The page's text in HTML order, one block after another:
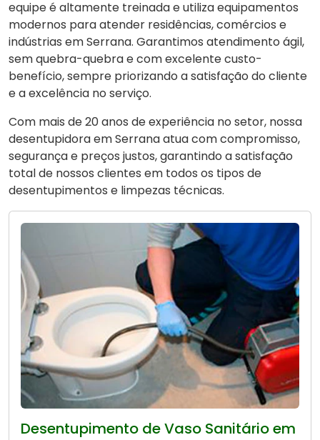
equipe é altamente treinada e utiliza equipamentos
modernos para atender residências, comércios e
indústrias em Serrana. Garantimos atendimento ágil,
sem quebra-quebra e com excelente custo-
benefício, sempre priorizando a satisfação do cliente
e a excelência no serviço.
Com mais de 20 anos de experiência no setor, nossa
desentupidora em Serrana atua com compromisso,
segurança e preços justos, garantindo a satisfação
total de nossos clientes em todos os tipos de
desentupimentos e limpezas técnicas.
Desentupimento de Vaso Sanitário em